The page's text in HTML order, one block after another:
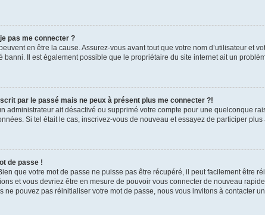
pas me connecter ?
en être la cause. Assurez-vous avant tout que votre nom d’utilisateur et
banni. Il est également possible que le propriétaire du site internet ait un
par le passé mais ne peux à présent plus me connecter ?!
administrateur ait désactivé ou supprimé votre compte pour une quelconque
Si tel était le cas, inscrivez-vous de nouveau et essayez de participer plus
de passe !
que votre mot de passe ne puisse pas être récupéré, il peut facilement être
et vous devriez être en mesure de pouvoir vous connecter de nouveau
ne pouvez pas réinitialiser votre mot de passe, nous vous invitons à contacter